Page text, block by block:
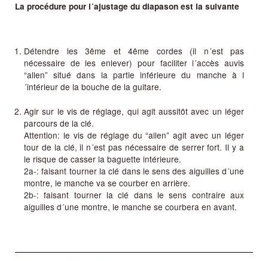
La procédure pour l´ajustage du diapason est la suivante
Détendre les 3ême et 4ême cordes (il n´est pas
nécessaire de les enlever) pour faciliter l´accès auvis
“allen” situé dans la partie inférieure du manche à l
´intérieur de la bouche de la guitare.
Agir sur le vis de réglage, qui agit aussitôt avec un léger
parcours de la clé.
Attention: le vis de réglage du “allen” agit avec un léger
tour de la clé, il n´est pas nécessaire de serrer fort. Il y a
le risque de casser la baguette intérieure.
2a-: faisant tourner la clé dans le sens des aiguilles d´une
montre, le manche va se courber en arrière.
2b-: faisant tourner la clé dans le sens contraire aux
aiguilles d´une montre, le manche se courbera en avant.